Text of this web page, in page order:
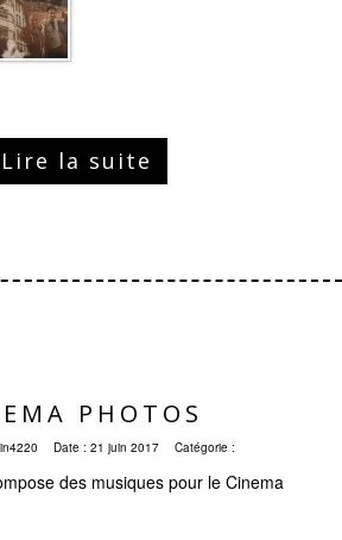
Lire la suite
PHOTOS
Date : 21 juin 2017 Catégorie :
des musiques pour le Cinema